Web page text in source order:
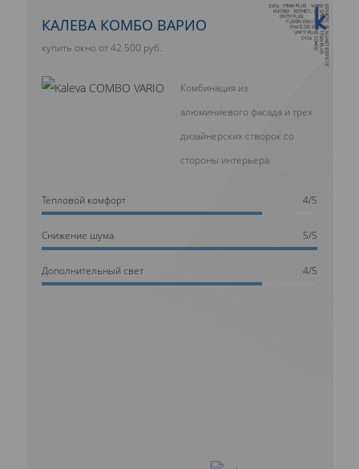
10 ЛЕТ ГАРАНТИИ
КАЛЕВА КОМБО ВАРИО
купить окно от 42 500 руб.
Комбинация из
алюминиевого фасада и трех
дизайнерских створок со
стороны интерьера
Тепловой комфорт 4/5
Cнижение шума 5/5
Дополнительный свет 4/5